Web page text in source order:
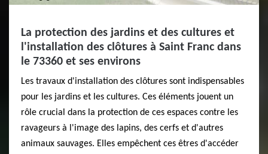
La protection des jardins et des cultures et
l'installation des clôtures à Saint Franc dans
le 73360 et ses environs
Les travaux d'installation des clôtures sont indispensables
pour les jardins et les cultures. Ces éléments jouent un
rôle crucial dans la protection de ces espaces contre les
ravageurs à l'image des lapins, des cerfs et d'autres
animaux sauvages. Elles empêchent ces êtres d'accéder